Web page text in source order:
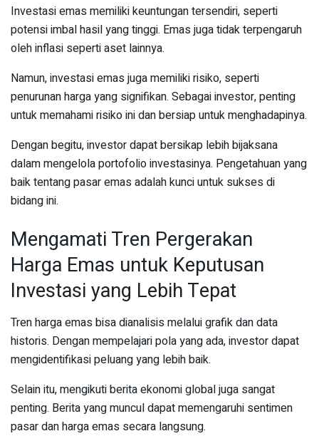
Investasi emas memiliki keuntungan tersendiri, seperti
potensi imbal hasil yang tinggi. Emas juga tidak terpengaruh
oleh inflasi seperti aset lainnya.
Namun, investasi emas juga memiliki risiko, seperti
penurunan harga yang signifikan. Sebagai investor, penting
untuk memahami risiko ini dan bersiap untuk menghadapinya.
Dengan begitu, investor dapat bersikap lebih bijaksana
dalam mengelola portofolio investasinya. Pengetahuan yang
baik tentang pasar emas adalah kunci untuk sukses di
bidang ini.
Mengamati Tren Pergerakan
Harga Emas untuk Keputusan
Investasi yang Lebih Tepat
Tren harga emas bisa dianalisis melalui grafik dan data
historis. Dengan mempelajari pola yang ada, investor dapat
mengidentifikasi peluang yang lebih baik.
Selain itu, mengikuti berita ekonomi global juga sangat
penting. Berita yang muncul dapat memengaruhi sentimen
pasar dan harga emas secara langsung.